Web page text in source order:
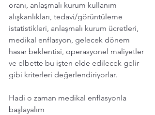
oranı, anlaşmalı kurum kullanım
alışkanlıkları, tedavi/görüntüleme
istatistikleri, anlaşmalı kurum ücretleri,
medikal enflasyon, gelecek dönem
hasar beklentisi, operasyonel maliyetler
ve elbette bu işten elde edilecek gelir
gibi kriterleri değerlendiriyorlar.
Hadi o zaman medikal enflasyonla
başlayalım